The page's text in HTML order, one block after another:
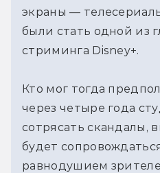
экраны —
были стать одной из
стриминга Disney+.
Кто мог тогда
через четыре года
сотрясать скандалы,
будет
равнодушием